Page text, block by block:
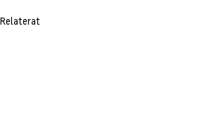
Relaterat